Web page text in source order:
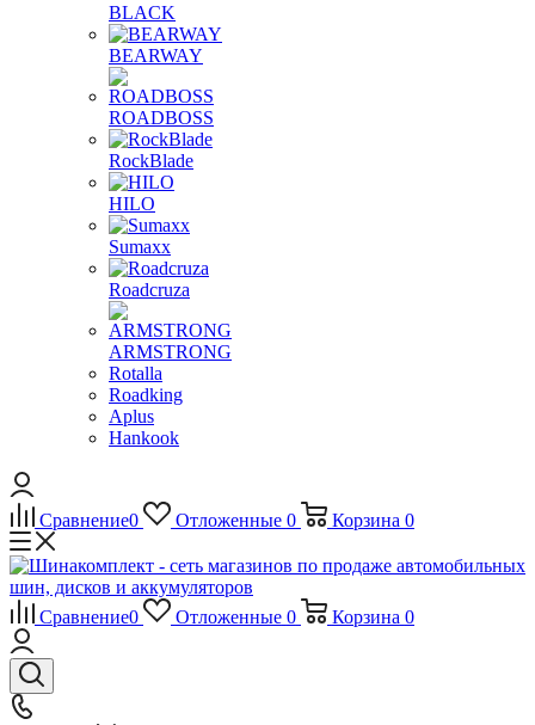
BLACK
BEARWAY
ROADBOSS
RockBlade
HILO
Sumaxx
Roadcruza
ARMSTRONG
Rotalla
Roadking
Aplus
Hankook
Сравнение0 Отложенные 0 Корзина 0
Сравнение0 Отложенные 0 Корзина 0